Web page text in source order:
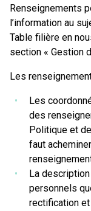
Renseignements
l’information au
Table filière en
section « Gestion
Les
Les
des
Politique et
faut
La
personnels
rectification